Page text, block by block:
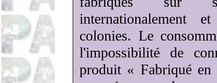
internationalement
colonies. Le
l'impossibilité de
produit « Fabriqué